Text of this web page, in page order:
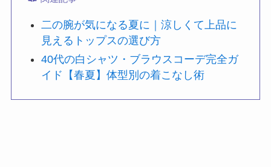
二の腕が気になる夏に｜涼しくて上品に
見えるトップスの選び方
40代の白シャツ・ブラウスコーデ完全ガ
イド【春夏】体型別の着こなし術